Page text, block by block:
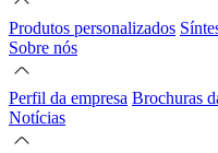
Produtos personalizados
Sobre nós
Perfil da empresa Brochuras
Notícias